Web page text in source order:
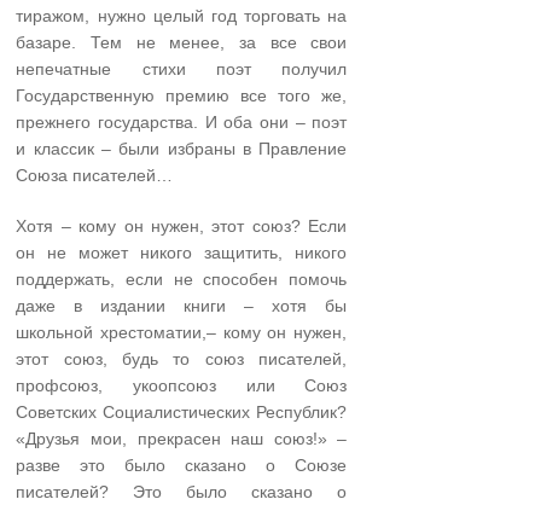
тиражом, нужно целый год торговать на
базаре. Тем не менее, за все свои
непечатные стихи поэт получил
Государственную премию все того же,
прежнего государства. И оба они – поэт
и классик – были избраны в Правление
Союза писателей…
Хотя – кому он нужен, этот союз? Если
он не может никого защитить, никого
поддержать, если не способен помочь
даже в издании книги – хотя бы
школьной хрестоматии,– кому он нужен,
этот союз, будь то союз писателей,
профсоюз, укоопсоюз или Союз
Советских Социалистических Республик?
«Друзья мои, прекрасен наш союз!» –
разве это было сказано о Союзе
писателей? Это было сказано о